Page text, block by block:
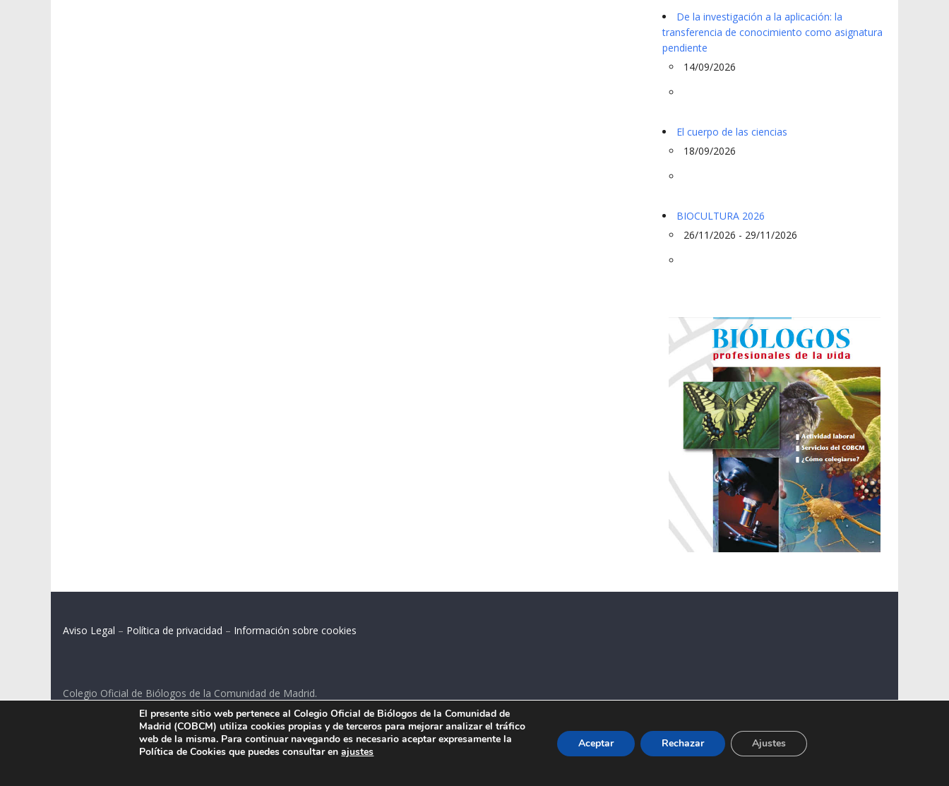
De la investigación a la aplicación: la
transferencia de conocimiento como asignatura
pendiente
14/09/2026
El cuerpo de las ciencias
18/09/2026
BIOCULTURA 2026
26/11/2026 - 29/11/2026
Aviso Legal – Política de privacidad – Información sobre cookies
Colegio Oficial de Biólogos de la Comunidad de Madrid.
C/ Santa Engracia 108, 2º int.izq. 28003 Madrid.
El presente sitio web pertenece al Colegio Oficial de Biólogos de la Comunidad de
Madrid (COBCM) utiliza cookies propias y de terceros para mejorar analizar el tráfico
web de la misma. Para continuar navegando es necesario aceptar expresamente la
Política de Cookies que puedes consultar enajustes
Aceptar Rechazar Ajustes